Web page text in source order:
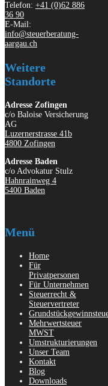
Telefon: +41 (0)62 886
36 90
E-Mail:
info@steuerberatung-
aargau.ch
Weitere
Standorte
Adresse Zofingen
c/o Baloise Versicherung
AG
Luzernerstrasse 41b
4800 Zofingen
Adresse Baden
c/o Advokatur Stulz
Hahnrainweg 4
5400 Baden
Menü
Home
Für
Privatpersonen
Für Unternehmen
Steuerrecht &
Steuervertreter
Mehrwertsteuer
MWST
Umstrukturierungen
Unser Team
Kontakt
Blog
Downloads